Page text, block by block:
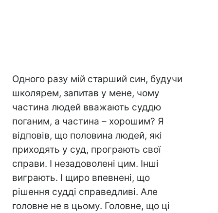
Одного разу мій старший син, будучи
школярем, запитав у мене, чому
частина людей вважають суддю
поганим, а частина – хорошим? Я
відповів, що половина людей, які
приходять у суд, програють свої
справи. І незадоволені цим. Інші
виграють. І щиро впевнені, що
рішення судді справедливі. Але
головне не в цьому. Головне, що ці